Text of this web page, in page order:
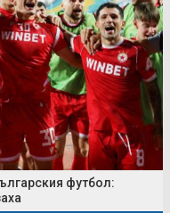
футбол: